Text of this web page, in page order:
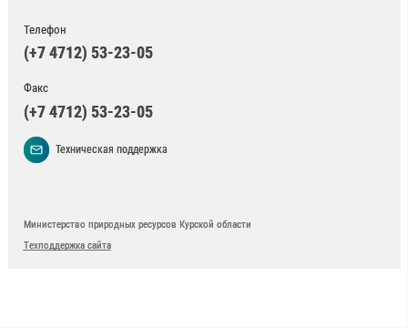
Телефон
(+7 4712) 53-23-05
Факс
(+7 4712) 53-23-05
Техническая поддержка
Министерство природных ресурсов Курской области
Техподдержка сайта